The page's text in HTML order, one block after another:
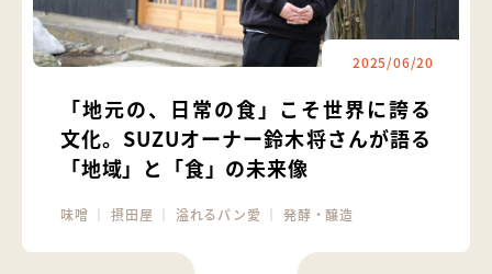
2025/06/20
「地元の、日常の食」こそ世界に誇る
文化。SUZUオーナー鈴木将さんが語る
「地域」と「食」の未来像
味噌 ｜摂田屋 ｜ 溢れるパン愛 ｜発酵・醸造